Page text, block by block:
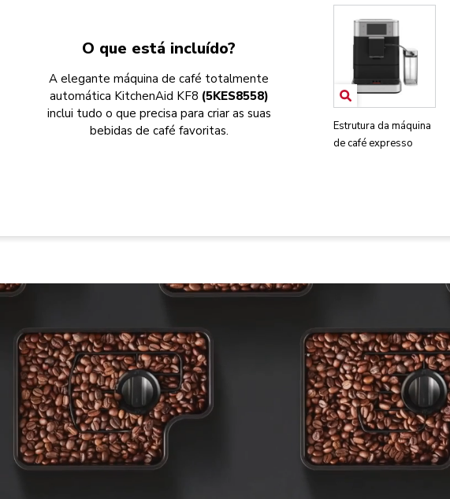
O que está incluído?
A elegante máquina de café totalmente
automática KitchenAid KF8 (5KES8558)
inclui tudo o que precisa para criar as suas
bebidas de café favoritas.
Estrutura da máquina
de café expresso